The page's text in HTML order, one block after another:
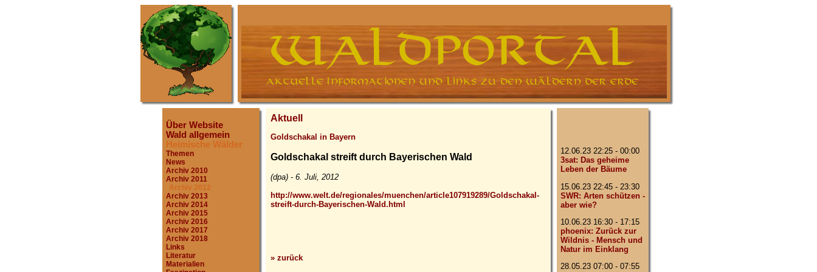
Über Website
Wald allgemein
Heimische Wälder
Themen
News
Archiv 2010
Archiv 2011
Archiv 2012
Archiv 2013
Archiv 2014
Archiv 2015
Archiv 2016
Archiv 2017
Archiv 2018
Links
Literatur
Materialien
Aktuell
Goldschakal in Bayern
Goldschakal streift durch Bayerischen Wald
(dpa) - 6. Juli, 2012
http://www.welt.de/regionales/muenchen/article107919289/Goldschakal-
streift-durch-Bayerischen-Wald.html
» zurück
12.06.23 22:25 - 00:00
3sat: Das geheime
Leben der Bäume
15.06.23 22:45 - 23:30
SWR: Arten schützen -
aber wie?
10.06.23 16:30 - 17:15
phoenix: Zurück zur
Wildnis - Mensch und
Natur im Einklang
28.05.23 07:00 - 07:55